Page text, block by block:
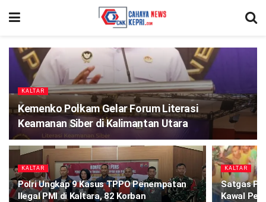
KALTAR
Kemenko Polkam Gelar Forum Literasi
Keamanan Siber di Kalimantan Utara
KALTAR
Polri Ungkap 9 Kasus TPPO Penempatan
Ilegal PMI di Kaltara, 82 Korban
KALTAR
Satgas
Kawal